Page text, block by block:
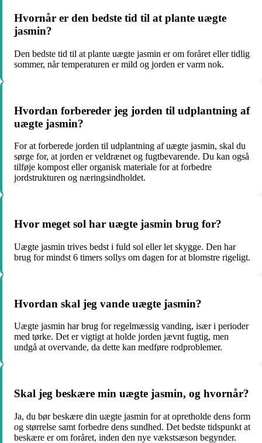
Hvornår er den bedste tid til at plante uægte
jasmin?
Den bedste tid til at plante uægte jasmin er om foråret eller tidlig
sommer, når temperaturen er mild og jorden er varm nok.
Hvordan forbereder jeg jorden til udplantning af
uægte jasmin?
For at forberede jorden til udplantning af uægte jasmin, skal du
sørge for, at jorden er veldrænet og fugtbevarende. Du kan også
tilføje kompost eller organisk materiale for at forbedre
jordstrukturen og næringsindholdet.
Hvor meget sol har uægte jasmin brug for?
Uægte jasmin trives bedst i fuld sol eller let skygge. Den har
brug for mindst 6 timers sollys om dagen for at blomstre rigeligt.
Hvordan skal jeg vande uægte jasmin?
Uægte jasmin har brug for regelmæssig vanding, især i perioder
med tørke. Det er vigtigt at holde jorden jævnt fugtig, men
undgå at overvande, da dette kan medføre rodproblemer.
Skal jeg beskære min uægte jasmin, og hvornår?
Ja, du bør beskære din uægte jasmin for at opretholde dens form
og størrelse samt forbedre dens sundhed. Det bedste tidspunkt at
beskære er om foråret, inden den nye vækstsæson begynder.